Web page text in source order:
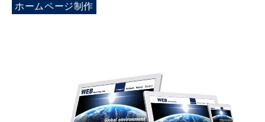
ホームページ制作